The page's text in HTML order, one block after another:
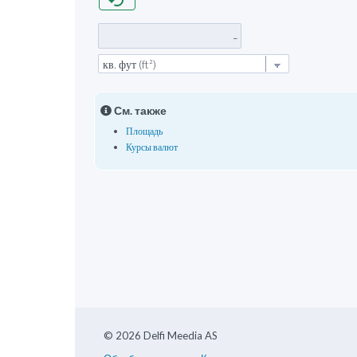
См. также
Площадь
Курсы валют
© 2026 Delfi Meedia AS